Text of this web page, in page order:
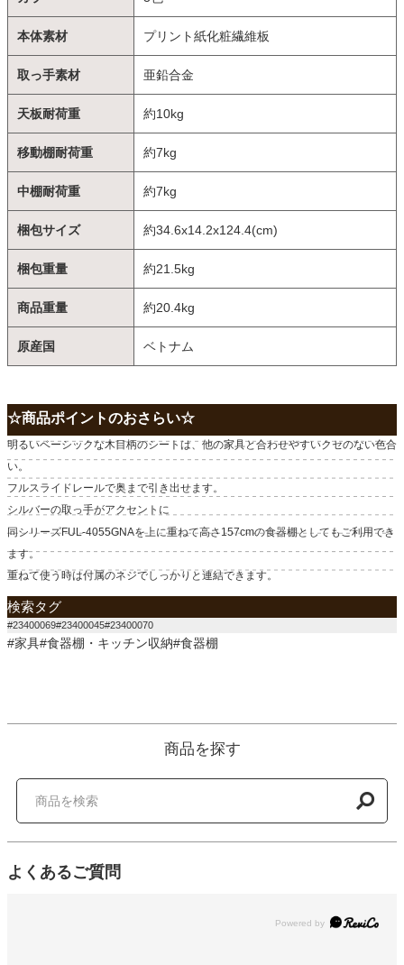
本体素材 プリント紙化粧繊維板
取っ手素材 亜鉛合金
天板耐荷重 約10kg
移動棚耐荷重 約7kg
中棚耐荷重 約7kg
梱包サイズ 約34.6x14.2x124.4(cm)
梱包重量 約21.5kg
商品重量 約20.4kg
原産国 ベトナム
☆商品ポイントのおさらい☆
明るいベーシックな木目柄のシートは、他の家具と合わせやすいクセのない色合
い。
フルスライドレールで奥まで引き出せます。
シルバーの取っ手がアクセントに
同シリーズFUL-4055GNAを上に重ねて高さ157cmの食器棚としてもご利用でき
ます。
重ねて使う時は付属のネジでしっかりと連結できます。
検索タグ
#23400069#23400045#23400070
#家具#食器棚・キッチン収納#食器棚
商品を探す
よくあるご質問
Powered by